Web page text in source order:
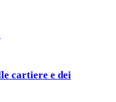
cartiere e dei